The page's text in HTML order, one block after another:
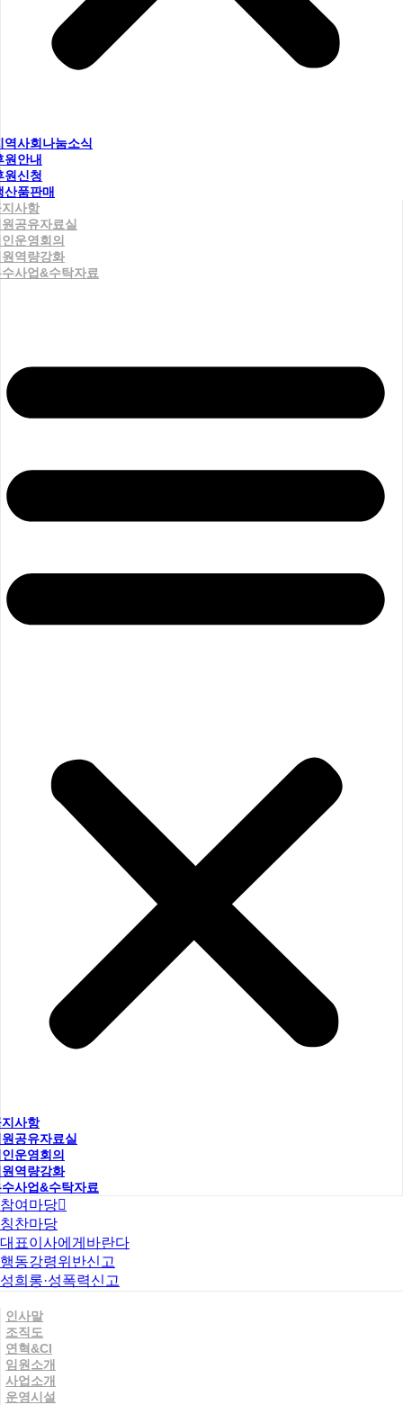
역사회나눔소식
원안내
원신청
산품판매
사항
공유자료실
운영회의
역량강화
사업&수탁자료
사항
공유자료실
운영회의
역량강화
사업&수탁자료
참여마당
칭찬마당
대표이사에게바란다
행동강령위반신고
성희롱·성폭력신고
인사말
조직도
연혁&CI
임원소개
사업소개
운영시설